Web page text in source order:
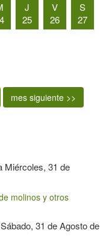
J
25
V
26
S
27
mes siguiente >>
Miércoles, 31 de
molinos y otros
Sábado, 31 de Agosto de